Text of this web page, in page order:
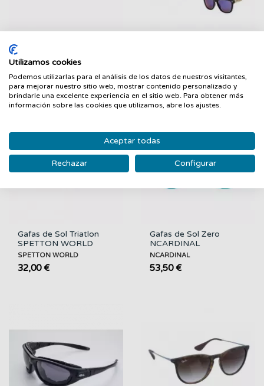
NCARDINAL
53,50 € 15,95 €
Gafas de Sol Triatlon
SPETTON WORLD
SPETTON WORLD
32,00 €
Gafas de Sol Zero
NCARDINAL
NCARDINAL
53,50 €
Utilizamos cookies
Podemos utilizarlas para el análisis de los datos de nuestros visitantes,
para mejorar nuestro sitio web, mostrar contenido personalizado y
brindarle una excelente experiencia en el sitio web. Para obtener más
información sobre las cookies que utilizamos, abre los ajustes.
Aceptar todas
Rechazar Configurar